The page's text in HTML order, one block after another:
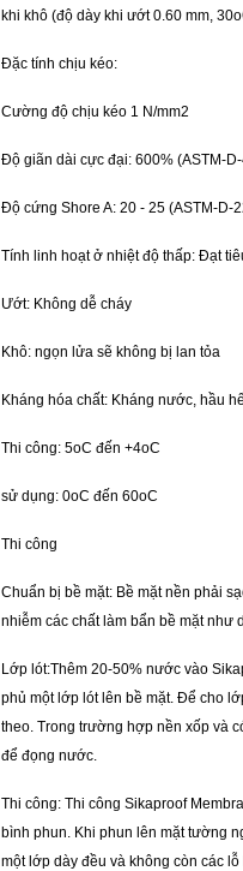
khi khô (độ dày khi ướt 0.60 mm,
Đặc tính chịu kéo:
Cường độ chịu kéo 1 N/mm2
Độ giãn dài cực đại: 600% (ASTM-
Độ cứng Shore A: 20 - 25 (ASTM-D-
Tính linh hoạt ở nhiệt độ thấp: Đạt
Ướt: Không dễ cháy
Khô: ngọn lửa sẽ không bị lan tỏa
Kháng hóa chất: Kháng nước, hầu
Thi công: 5oC đến +4oC
sử dụng: 0oC đến 60oC
Thi công
Chuẩn bị bề mặt: Bề mặt nền phải
nhiễm các chất làm bẩn bề mặt
Lớp lót:Thêm 20-50% nước vào
phủ một lớp lót lên bề mặt. Để cho
theo. Trong trường hợp nền xốp và
để đọng nước.
Thi công: Thi công Sikaproof
bình phun. Khi phun lên mặt tường
một lớp dày đều và không còn các